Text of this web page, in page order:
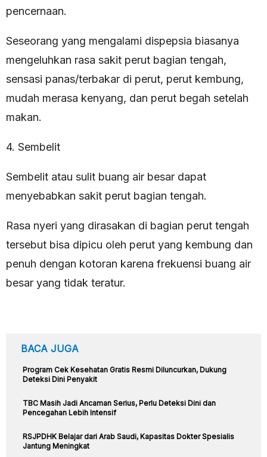
pencernaan.
Seseorang yang mengalami dispepsia biasanya
mengeluhkan rasa sakit perut bagian tengah,
sensasi panas/terbakar di perut, perut kembung,
mudah merasa kenyang, dan perut begah setelah
makan.
4. Sembelit
Sembelit atau sulit buang air besar dapat
menyebabkan sakit perut bagian tengah.
Rasa nyeri yang dirasakan di bagian perut tengah
tersebut bisa dipicu oleh perut yang kembung dan
penuh dengan kotoran karena frekuensi buang air
besar yang tidak teratur.
BACA JUGA
Program Cek Kesehatan Gratis Resmi Diluncurkan, Dukung
Deteksi Dini Penyakit
TBC Masih Jadi Ancaman Serius, Perlu Deteksi Dini dan
Pencegahan Lebih Intensif
RSJPDHK Belajar dari Arab Saudi, Kapasitas Dokter Spesialis
Jantung Meningkat